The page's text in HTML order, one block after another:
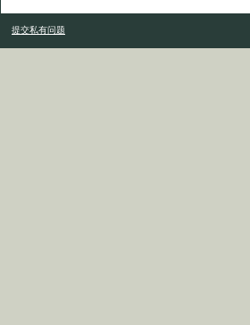
提交私有问题